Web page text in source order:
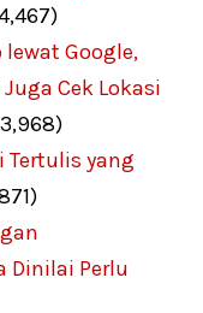
lewat Google,
Cek Lokasi
Tertulis yang
Dinilai Perlu